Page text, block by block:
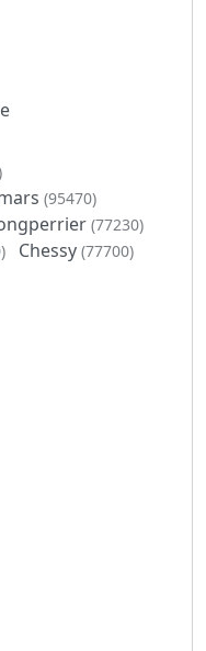
(95470)
(77230)
Chessy (77700)